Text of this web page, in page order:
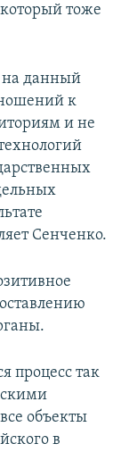
тоже
на данный
к
и не
Сенченко.
процесс так
объекты
в